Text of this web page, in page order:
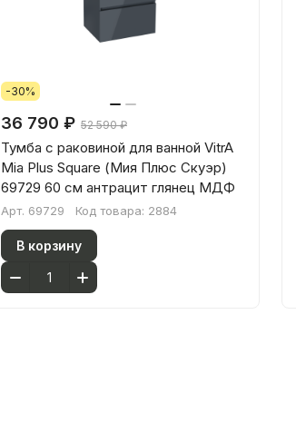
-30%
36 790 ₽ 52 590 ₽
Тумба с раковиной для ванной VitrA
Mia Plus Square (Мия Плюс Скуэр)
69729 60 см антрацит глянец МДФ
Арт. 69729 Код товара: 2884
В корзину